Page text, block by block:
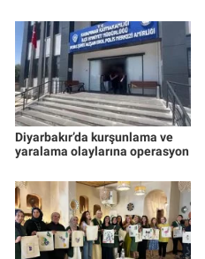
Diyarbakır’da kurşunlama ve
yaralama olaylarına operasyon